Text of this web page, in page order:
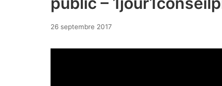
26 septembre 2017
2017